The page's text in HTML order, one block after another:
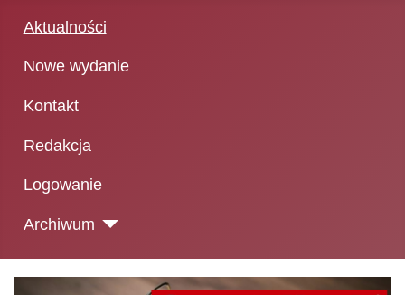
Aktualności
Nowe wydanie
Kontakt
Redakcja
Logowanie
Archiwum